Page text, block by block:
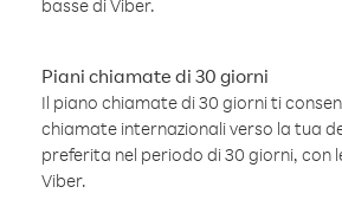
basse di Viber.
Piani chiamate di 30 giorni
Il piano chiamate di 30 giorni ti
chiamate internazionali verso la tua
preferita nel periodo di 30 giorni, con
Viber.